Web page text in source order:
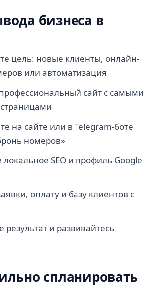
бизнеса в
цель: новые клиенты, онлайн-
или автоматизация
сайт с самыми
на сайте или в Telegram-боте
номеров»
локальное SEO и профиль Google
оплату и базу клиентов с
результат и развивайтесь
спланировать